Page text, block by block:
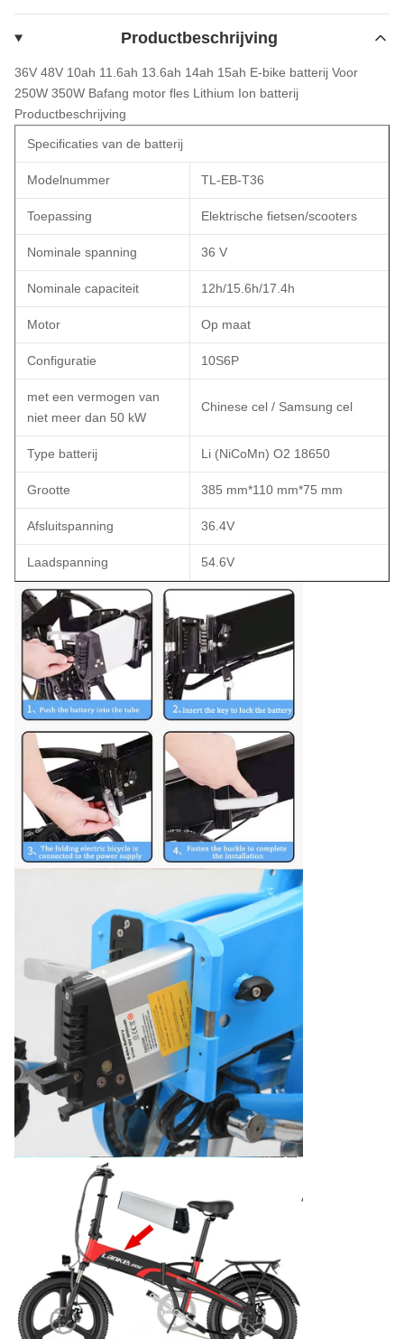
Productbeschrijving
36V 48V 10ah 11.6ah 13.6ah 14ah 15ah E-bike batterij Voor
250W 350W Bafang motor fles Lithium Ion batterij
Productbeschrijving
Specificaties van de batterij
Modelnummer TL-EB-T36
Toepassing Elektrische fietsen/scooters
Nominale spanning 36 V
Nominale capaciteit 12h/15.6h/17.4h
Motor Op maat
Configuratie 10S6P
met een vermogen van
niet meer dan 50 kW
Chinese cel / Samsung cel
Type batterij Li (NiCoMn) O2 18650
Grootte 385 mm*110 mm*75 mm
Afsluitspanning 36.4V
Laadspanning 54.6V
Opereren Temp. Charge
Operatietemp. -20°C tot 60°C
Levenscyclus > 800 cycli
Gewicht 20,5-3,5 kg
Plaats van oorsprong Shenzhen, China
Garantie 1 jaar